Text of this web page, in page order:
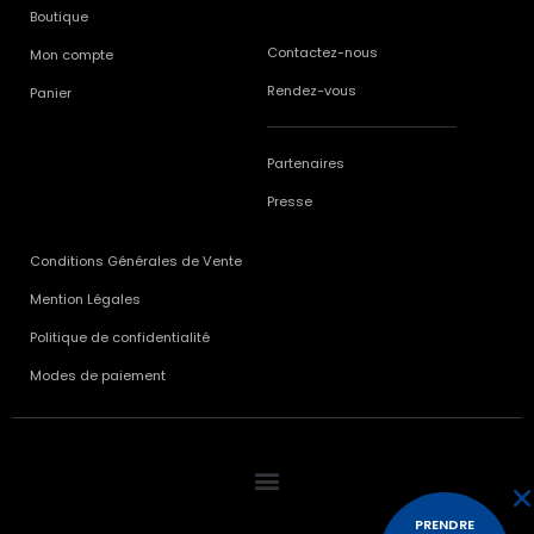
Boutique
Mon compte
Panier
Contactez-nous
Rendez-vous
Partenaires
Presse
Conditions Générales de Vente
Mention Légales
Politique de confidentialité
Modes de paiement
PRENDRE